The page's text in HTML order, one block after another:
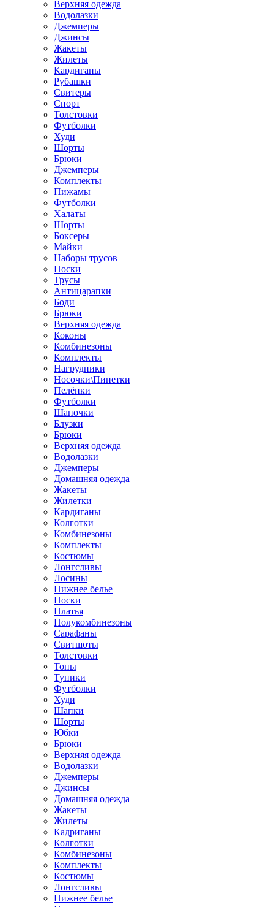
Верхняя одежда
Водолазки
Джемперы
Джинсы
Жакеты
Жилеты
Кардиганы
Рубашки
Свитеры
Спорт
Толстовки
Футболки
Худи
Шорты
Брюки
Джемперы
Комплекты
Пижамы
Футболки
Халаты
Шорты
Боксеры
Майки
Наборы трусов
Носки
Трусы
Антицарапки
Боди
Брюки
Верхняя одежда
Коконы
Комбинезоны
Комплекты
Нагрудники
Носочки\Пинетки
Пелёнки
Футболки
Шапочки
Блузки
Брюки
Верхняя одежда
Водолазки
Джемперы
Домашняя одежда
Жакеты
Жилетки
Кардиганы
Колготки
Комбинезоны
Комплекты
Костюмы
Лонгсливы
Лосины
Нижнее белье
Носки
Платья
Полукомбинезоны
Сарафаны
Свитшоты
Толстовки
Топы
Туники
Футболки
Худи
Шапки
Шорты
Юбки
Брюки
Верхняя одежда
Водолазки
Джемперы
Джинсы
Домашняя одежда
Жакеты
Жилеты
Кадриганы
Колготки
Комбинезоны
Комплекты
Костюмы
Лонгсливы
Нижнее белье